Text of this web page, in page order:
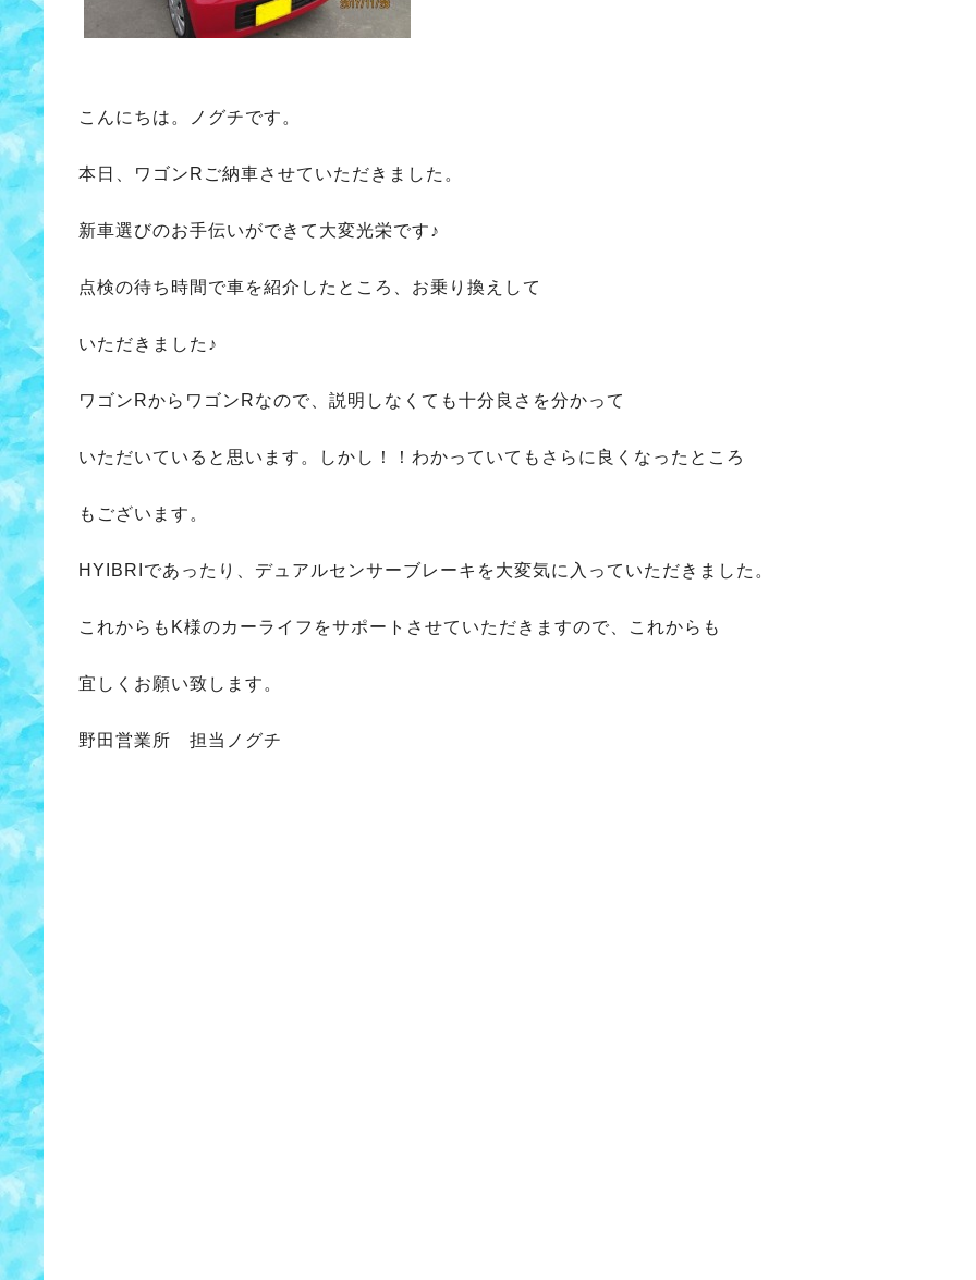
こんにちは。ノグチです。
本日、ワゴンRご納車させていただきました。
新車選びのお手伝いができて大変光栄です♪
点検の待ち時間で車を紹介したところ、お乗り換えして
いただきました♪
ワゴンRからワゴンRなので、説明しなくても十分良さを分かって
いただいていると思います。しかし！！わかっていてもさらに良くなったところ
もございます。
HYIBRIであったり、デュアルセンサーブレーキを大変気に入っていただきました。
これからもK様のカーライフをサポートさせていただきますので、これからも
宜しくお願い致します。
野田営業所 担当ノグチ